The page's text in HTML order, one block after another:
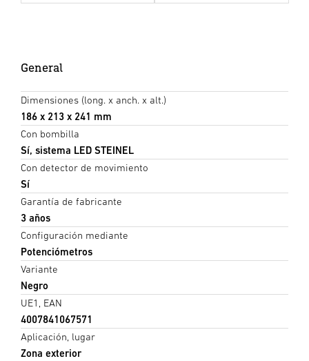
General
Dimensiones (long. x anch. x alt.)
186 x 213 x 241 mm
Con bombilla
Sí, sistema LED STEINEL
Con detector de movimiento
Sí
Garantía de fabricante
3 años
Configuración mediante
Potenciómetros
Variante
Negro
UE1, EAN
4007841067571
Aplicación, lugar
Zona exterior